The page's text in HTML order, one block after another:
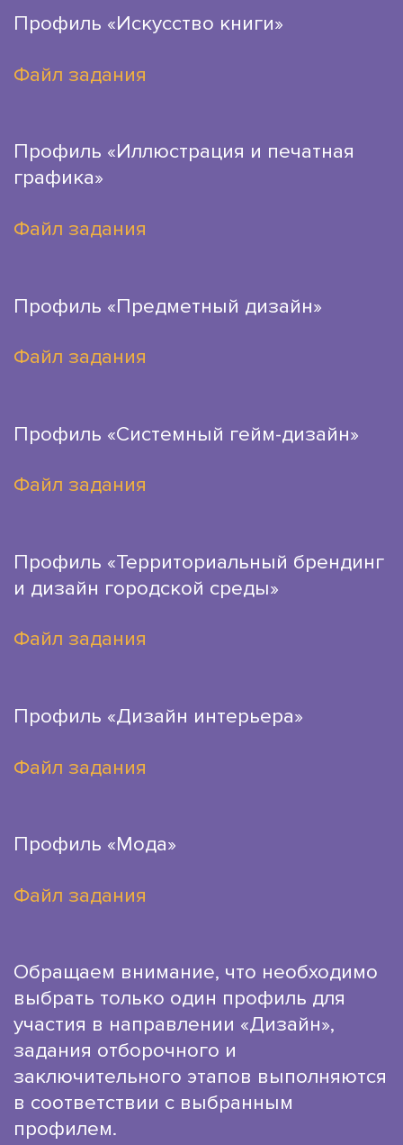
Профиль «Искусство книги»
Файл задания
Профиль «Иллюстрация и печатная
графика»
Файл задания
Профиль «Предметный дизайн»
Файл задания
Профиль «Системный гейм-дизайн»
Файл задания
Профиль «Территориальный брендинг
и дизайн городской среды»
Файл задания
Профиль «Дизайн интерьера»
Файл задания
Профиль «Мода»
Файл задания
Обращаем внимание, что необходимо
выбрать только один профиль для
участия в направлении «Дизайн»,
задания отборочного и
заключительного этапов выполняются
в соответствии с выбранным
профилем.